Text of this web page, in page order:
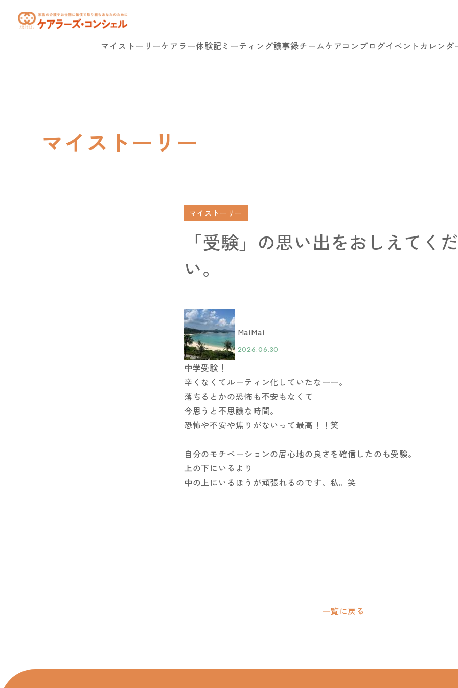
マイストーリーケアラー体験記ミーティング議事録チームケアコン ブログイベントカレンダ
マイストーリー
マイストーリー
「受験」の思い出をおしえてく
い。
MaiMai
2026.06.30
中学受験！
辛くなくてルーティン化していたなーー。
落ちるとかの恐怖も不安もなくて
今思うと不思議な時間。
恐怖や不安や焦りがないって最高！！笑
自分のモチベーションの居心地の良さを確信したのも受験。
上の下にいるより
中の上にいるほうが頑張れるのです、私。笑
一覧に戻る